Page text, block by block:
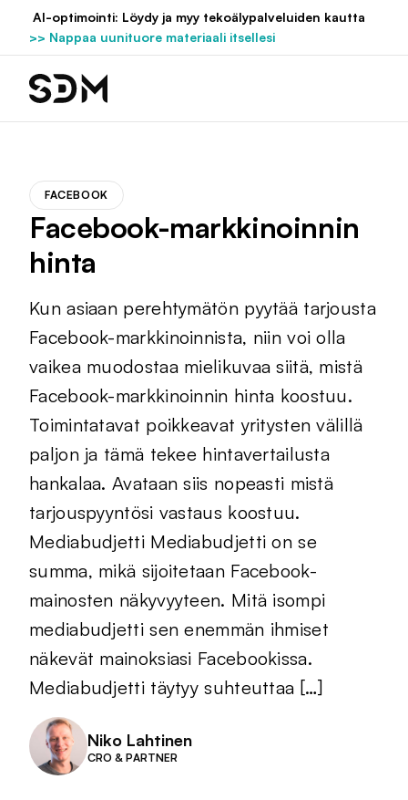
Hyppää
sisältöön
AI-optimointi: Löydy ja myy tekoälypalveluiden kautta
>> Nappaa uunituore materiaali itsellesi
FACEBOOK
Facebook-markkinoinnin
hinta
Kun asiaan perehtymätön pyytää tarjousta
Facebook-markkinoinnista, niin voi olla
vaikea muodostaa mielikuvaa siitä, mistä
Facebook-markkinoinnin hinta koostuu.
Toimintatavat poikkeavat yritysten välillä
paljon ja tämä tekee hintavertailusta
hankalaa. Avataan siis nopeasti mistä
tarjouspyyntösi vastaus koostuu.
Mediabudjetti Mediabudjetti on se
summa, mikä sijoitetaan Facebook-
mainosten näkyvyyteen. Mitä isompi
mediabudjetti sen enemmän ihmiset
näkevät mainoksiasi Facebookissa.
Mediabudjetti täytyy suhteuttaa […]
Niko Lahtinen
CRO & PARTNER